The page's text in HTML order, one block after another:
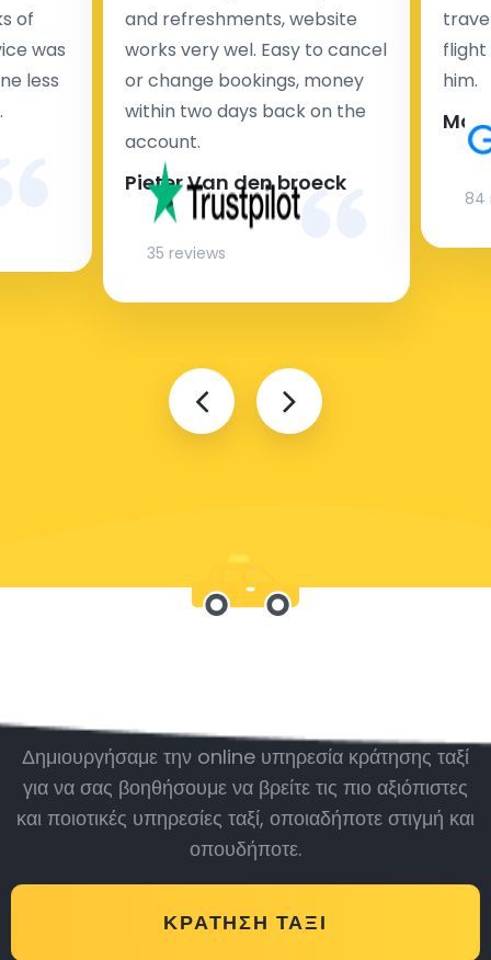
of
was
less
and refreshments, website
works very wel. Easy to cancel
or change bookings, money
within two days back on the
account.
Pieter Van den broeck
35 reviews
flight
him.
84
Δημιουργήσαμε την online υπηρεσία κράτησης ταξί
για να σας βοηθήσουμε να βρείτε τις πιο αξιόπιστες
και ποιοτικές υπηρεσίες ταξί, οποιαδήποτε στιγμή και
οπουδήποτε.
ΚΡΆΤΗΣΗ ΤΑΞΊ